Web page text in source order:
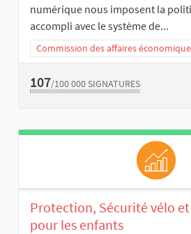
numérique nous imposent la
accompli avec le système de...
Commission des affaires
107/100 000 SIGNATURES
Protection, Sécurité vélo
pour les enfants